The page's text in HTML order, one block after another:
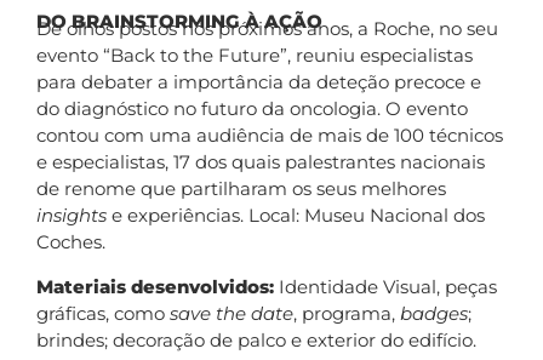
DO BRAINSTORMING À AÇÃO
De olhos postos nos próximos anos, a Roche, no seu
evento “Back to the Future”, reuniu especialistas
para debater a importância da deteção precoce e
do diagnóstico no futuro da oncologia. O evento
contou com uma audiência de mais de 100 técnicos
e especialistas, 17 dos quais palestrantes nacionais
de renome que partilharam os seus melhores
insights e experiências. Local: Museu Nacional dos
Coches.
Materiais desenvolvidos: Identidade Visual, peças
gráficas, como save the date, programa, badges;
brindes; decoração de palco e exterior do edifício.